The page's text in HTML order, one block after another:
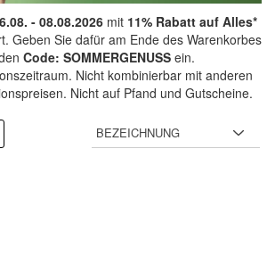
- 08.08.2026mit 11% Rabatt auf Alles*
Geben Sie dafür am Ende des Warenkorbes
Code: SOMMERGENUSSein.
Nicht kombinierbar mit anderen
Nicht auf Pfand und Gutscheine.